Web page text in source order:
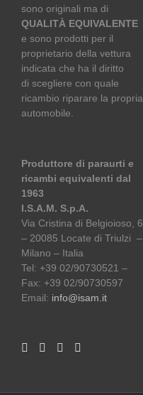
sono originali ma di
QUALITÀ EQUIVALENTE
e sono prodotti per il
proprietario della vettura
indicata che ha il diritto
di scegliere con quale
ricambio riparare la propria
automobile.
Produttore di paraurti e
ricambi equivalenti dal
1963
I.S.A.M. S.p.A.
Via Cristina di Belgioioso, 6
– 20085 Locate di Triulzi –
Milano – Italia
Tel: +39 02/90730521 –
Fax: +39 02/90730597
Email: info@isam.it